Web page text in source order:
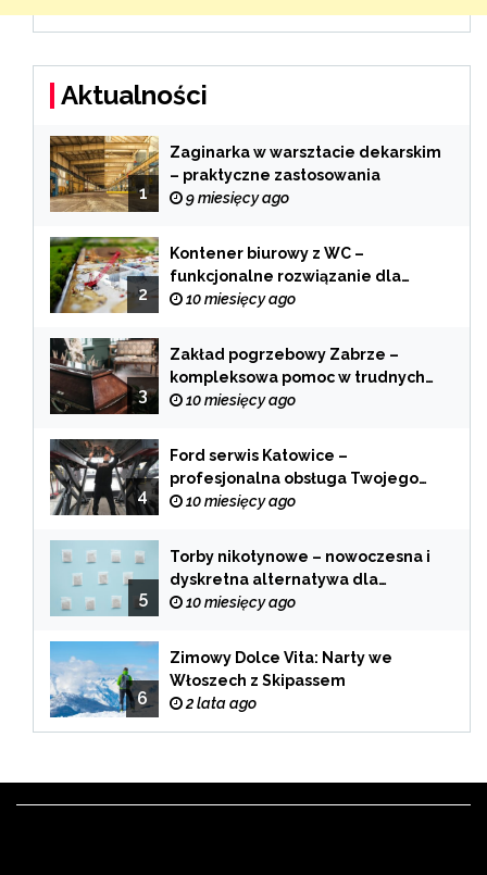
Aktualności
1
Zaginarka w warsztacie dekarskim
– praktyczne zastosowania
9 miesięcy ago
2
Kontener biurowy z WC –
funkcjonalne rozwiązanie dla
każdej branży
10 miesięcy ago
3
Zakład pogrzebowy Zabrze –
kompleksowa pomoc w trudnych
chwilach
10 miesięcy ago
4
Ford serwis Katowice –
profesjonalna obsługa Twojego
samochodu
10 miesięcy ago
5
Torby nikotynowe – nowoczesna i
dyskretna alternatywa dla
tradycyjnego palenia
10 miesięcy ago
6
Zimowy Dolce Vita: Narty we
Włoszech z Skipassem
2 lata ago